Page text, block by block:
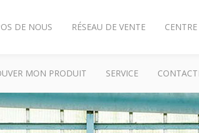
DE NOUS RÉSEAU DE VENTE
MON PRODUIT SERVICE